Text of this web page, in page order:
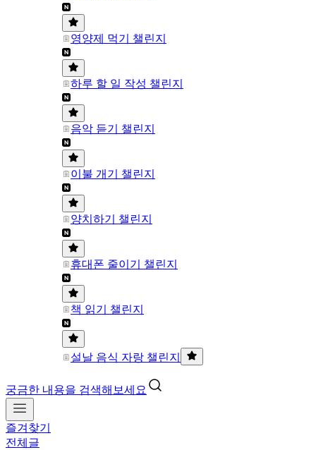
영양제 먹기 챌린지
하루 할 일 작성 챌린지
음악 듣기 챌린지
이불 개기 챌린지
양치하기 챌린지
휴대폰 줄이기 챌린지
책 읽기 챌린지
설날 음식 자랑 챌린지
궁금한 내용을 검색해보세요
즐겨찾기
전체글